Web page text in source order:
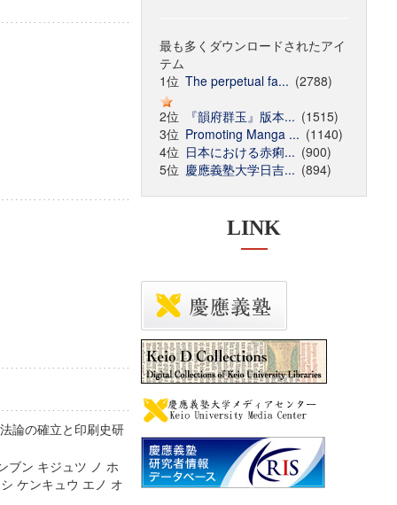
論の確立と印刷史研
ブン キジュツ ノ ホ
ケンキュウ エノ オ
最も多くダウンロードされたアイ
テム
1位 The perpetual fa... (2788)
2位
『韻府群玉』版本... (1515)
3位 Promoting Manga ... (1140)
4位 日本における赤痢... (900)
5位 慶應義塾大学日吉... (894)
LINK